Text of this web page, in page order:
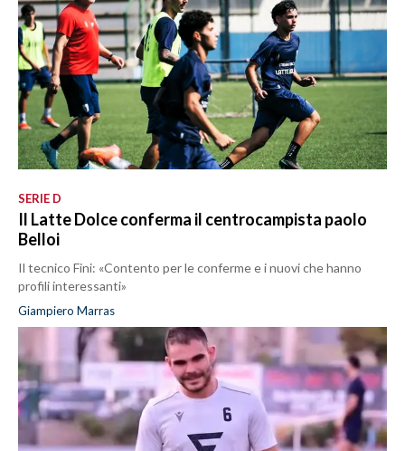
SERIE D
Il Latte Dolce conferma il centrocampista paolo
Belloi
Il tecnico Fini: «Contento per le conferme e i nuovi che hanno
profili interessanti»
Giampiero Marras